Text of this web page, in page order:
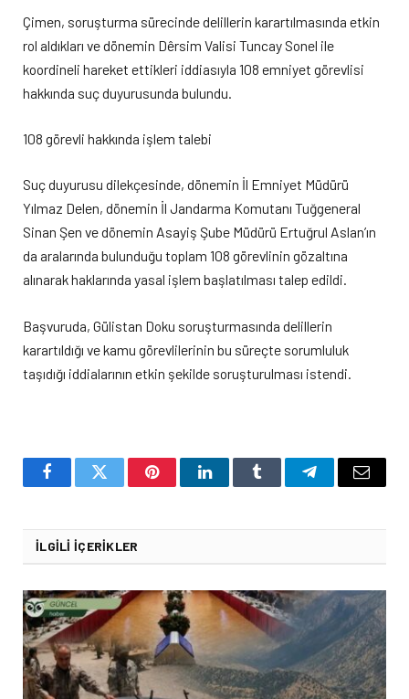
Çimen, soruşturma sürecinde delillerin karartılmasında etkin
rol aldıkları ve dönemin Dêrsim Valisi Tuncay Sonel ile
koordineli hareket ettikleri iddiasıyla 108 emniyet görevlisi
hakkında suç duyurusunda bulundu.
108 görevli hakkında işlem talebi
Suç duyurusu dilekçesinde, dönemin İl Emniyet Müdürü
Yılmaz Delen, dönemin İl Jandarma Komutanı Tuğgeneral
Sinan Şen ve dönemin Asayiş Şube Müdürü Ertuğrul Aslan’ın
da aralarında bulunduğu toplam 108 görevlinin gözaltına
alınarak haklarında yasal işlem başlatılması talep edildi.
Başvuruda, Gülistan Doku soruşturmasında delillerin
karartıldığı ve kamu görevlilerinin bu süreçte sorumluluk
taşıdığı iddialarının etkin şekilde soruşturulması istendi.
FacebookTwitter PinterestLinkedInTumblr TelegramEmail
İLGILI İÇERIKLER